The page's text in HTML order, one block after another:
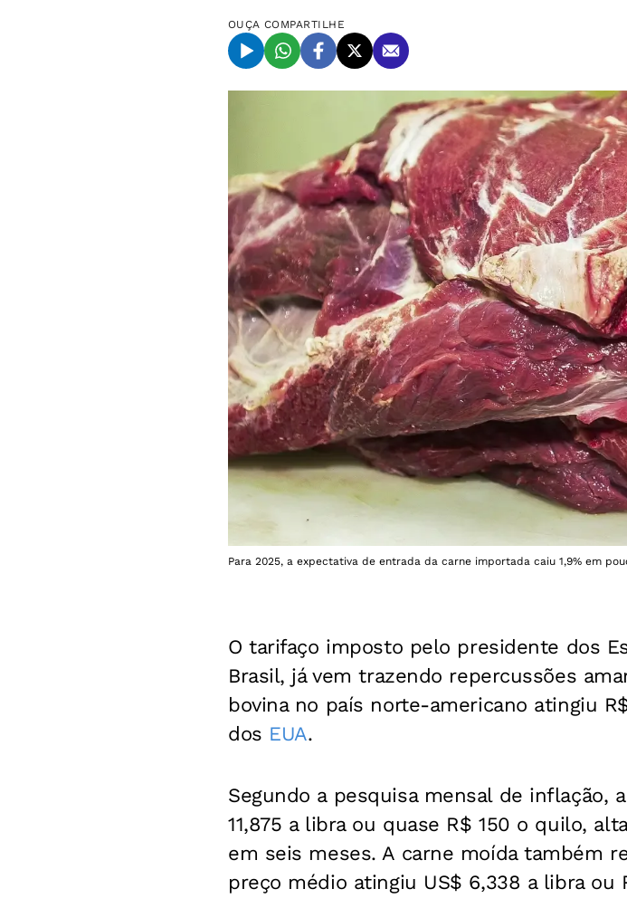
OUÇA COMPARTILHE
Para 2025, a expectativa de entrada da carne importada caiu 1,9% em
O tarifaço imposto pelo presidente dos
Brasil, já vem trazendo repercussões
bovina no país norte-americano atingiu
dos EUA.
Segundo a pesquisa mensal de inflação,
11,875 a libra ou quase R$ 150 o quilo,
em seis meses. A carne moída também
preço médio atingiu US$ 6,338 a libra ou